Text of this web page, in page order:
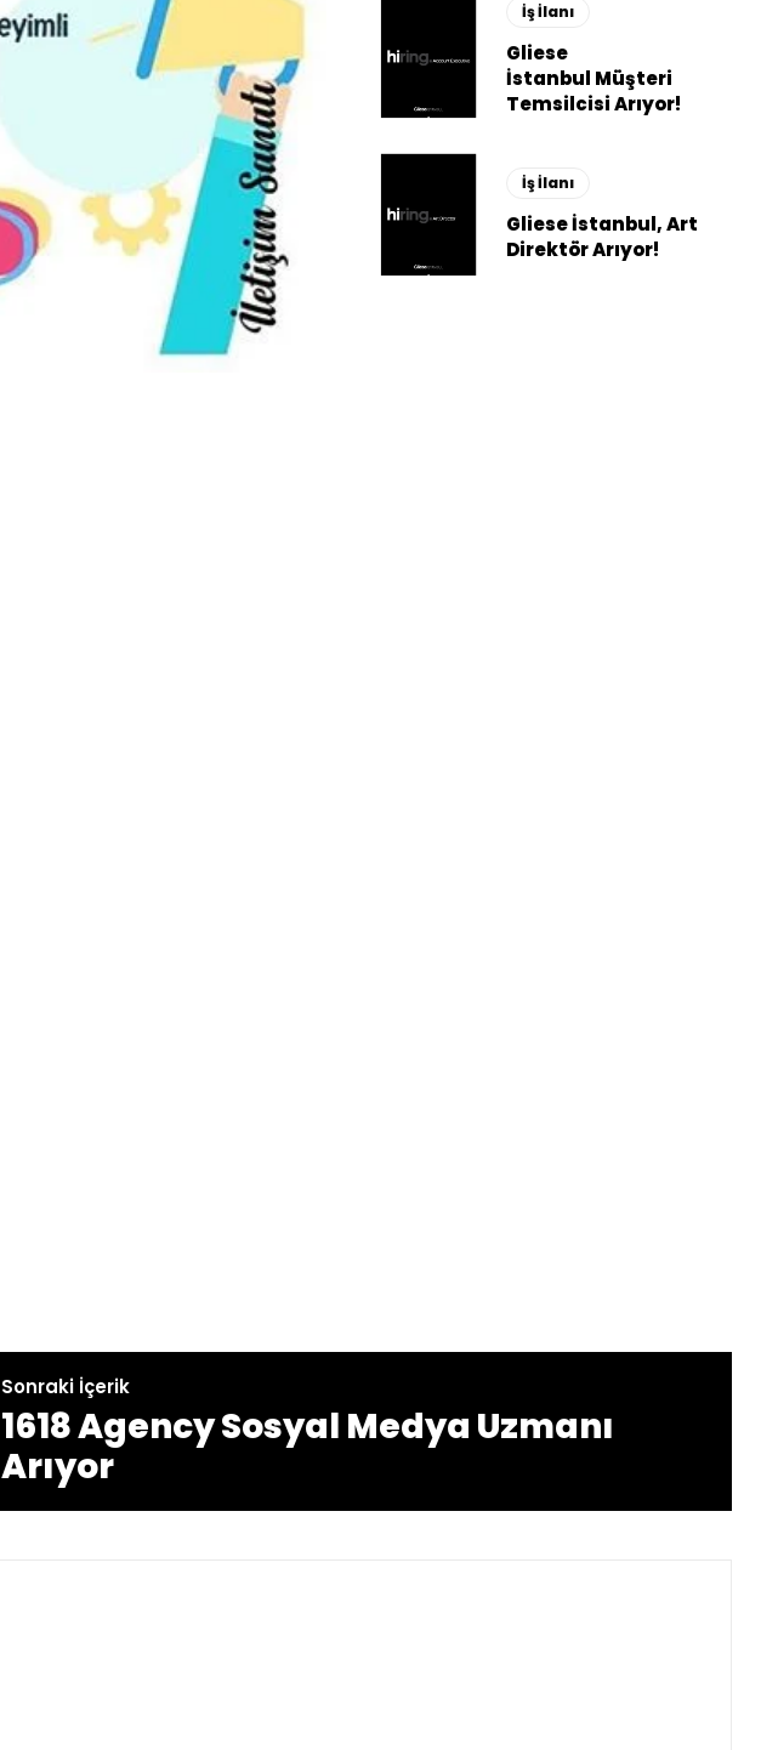
İş İlanı
Gliese
İstanbul Müşteri
Temsilcisi Arıyor!
İş İlanı
Gliese İstanbul, Art
Direktör Arıyor!
Sonraki İçerik
1618 Agency Sosyal Medya Uzmanı
Arıyor